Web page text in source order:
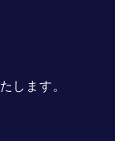
します。